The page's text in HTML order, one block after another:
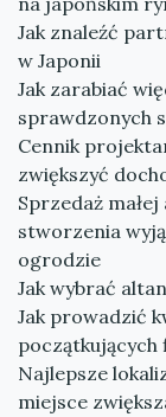
Jak znaleźć
w Japonii
Jak zarabiać
sprawdzonych
Cennik
zwiększyć
Sprzedaż
stworzenia
ogrodzie
Jak wybrać
Jak prowadzić
Najlepsze
miejsce